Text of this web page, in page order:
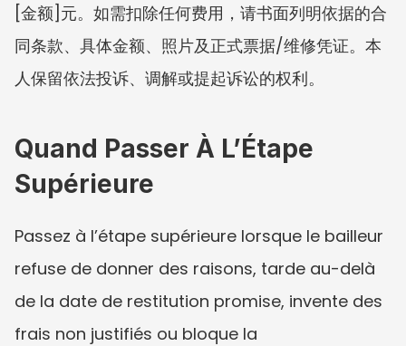
[金额]元。如需扣除任何费用，请书面列明依据的合
同条款、具体金额、照片及正式票据/维修凭证。本
人保留依法投诉、调解或提起诉讼的权利。
Quand Passer À L’Étape
Supérieure
Passez à l’étape supérieure lorsque le bailleur
refuse de donner des raisons, tarde au-delà
de la date de restitution promise, invente des
frais non justifiés ou bloque la